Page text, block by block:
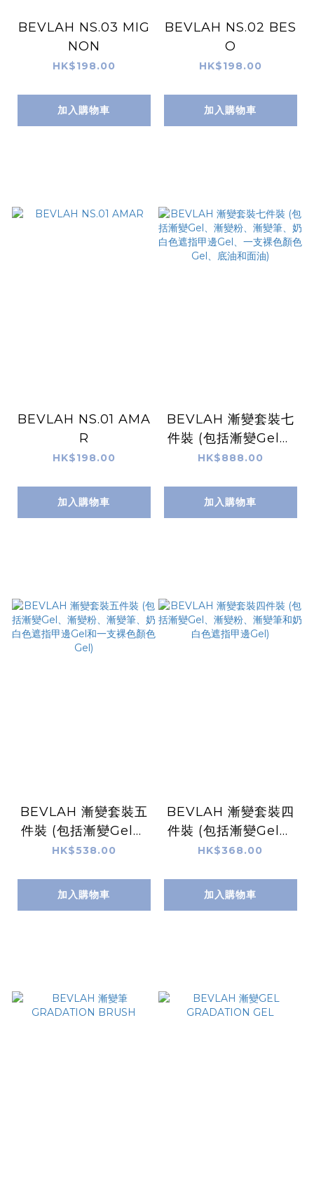
BEVLAH NS.03 MIG
NON
HK$198.00
加入購物車
BEVLAH NS.02 BES
O
HK$198.00
加入購物車
BEVLAH NS.01 AMA
R
HK$198.00
加入購物車
BEVLAH 漸變套裝七
件裝 (包括漸變Gel、
漸變粉、漸變筆、奶白
裸色顏色Gel、底油和
面油)
HK$888.00
加入購物車
BEVLAH 漸變套裝五
件裝 (包括漸變Gel、
漸變粉、漸變筆、奶白
裸色顏色Gel)
HK$538.00
加入購物車
BEVLAH 漸變套裝四
件裝 (包括漸變Gel、
漸變粉、漸變筆和奶白
HK$368.00
加入購物車